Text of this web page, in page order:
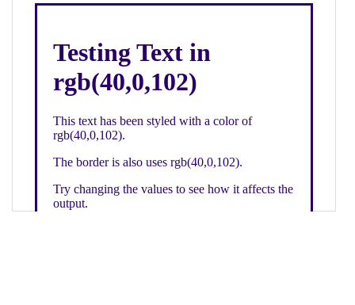
div class="textColor borderColor"
< h1>Testing Text in rgb(40,0,102)